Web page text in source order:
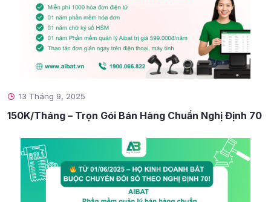
13 Tháng 9, 2025
150K/Tháng – Trọn Gói Bán Hàng Chuẩn Nghị Định 70